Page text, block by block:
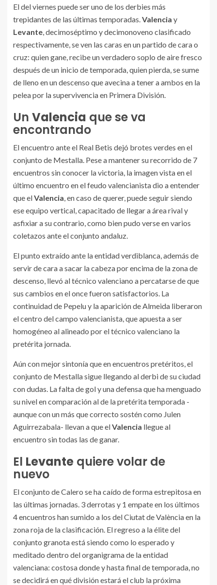
El del viernes puede ser uno de los derbies más
trepidantes de las últimas temporadas.Valencia y
Levante, decimoséptimo y decimonoveno clasificado
respectivamente, se ven las caras en un partido de cara o
cruz: quien gane, recibe un verdadero soplo de aire fresco
después de un inicio de temporada, quien pierda, se sume
de lleno en un descenso que avecina a tener a ambos en la
pelea por la supervivencia en Primera División.
Un Valencia que se va
encontrando
El encuentro ante el Real Betis dejó brotes verdes en el
conjunto de Mestalla. Pese a mantener su recorrido de 7
encuentros sin conocer la victoria, la imagen vista en el
último encuentro en el feudo valencianista dio a entender
que elValencia, en caso de querer, puede seguir siendo
ese equipo vertical, capacitado de llegar a área rival y
asfixiar a su contrario, como bien pudo verse en varios
coletazos ante el conjunto andaluz.
El punto extraído ante la entidad verdiblanca, además de
servir de cara a sacar la cabeza por encima de la zona de
descenso, llevó al técnico valenciano a percatarse de que
sus cambios en el once fueron satisfactorios. La
continuidad de Pepelu y la aparición de Almeida liberaron
el centro del campo valencianista, que apuesta a ser
homogéneo al alineado por el técnico valenciano la
pretérita jornada.
Aún con mejor sintonía que en encuentros pretéritos, el
conjunto de Mestalla sigue llegando al derbi de su ciudad
con dudas. La falta de gol y una defensa que ha menguado
su nivel en comparación al de la pretérita temporada -
aunque con un más que correcto sostén como Julen
Aguirrezabala- llevan a que elValencia llegue al
encuentro sin todas las de ganar.
El Levante quiere volar de
nuevo
El conjunto de Calero se ha caído de forma estrepitosa en
las últimas jornadas. 3 derrotas y 1 empate en los últimos
4 encuentros han sumido a los del Ciutat de València en la
zona roja de la clasificación. El regreso a la élite del
conjunto granota está siendo como lo esperado y
meditado dentro del organigrama de la entidad
valenciana: costosa donde y hasta final de temporada, no
se decidirá en qué división estará el club la próxima